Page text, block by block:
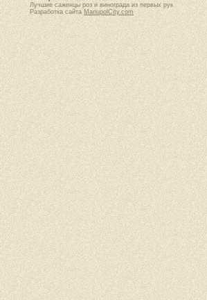
Лучшие саженцы роз и винограда из первых рук
Разработка сайта MariupolCity.com